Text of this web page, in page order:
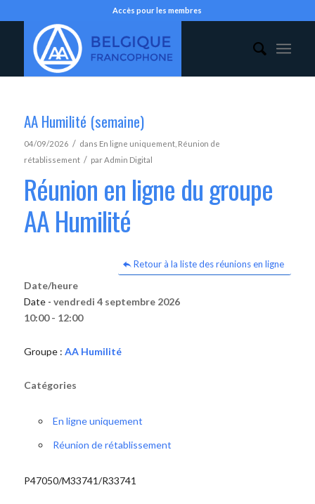
Accès pour les membres
AA Humilité (semaine)
04/09/2026 / dans En ligne uniquement, Réunion de
rétablissement / parAdmin Digital
Réunion en ligne du groupe
AA Humilité
Retour à la liste des réunions en ligne
Date/heure
Date - vendredi 4 septembre 2026
10:00 - 12:00
Groupe : AA Humilité
Catégories
En ligne uniquement
Réunion de rétablissement
P47050/M33741/R33741